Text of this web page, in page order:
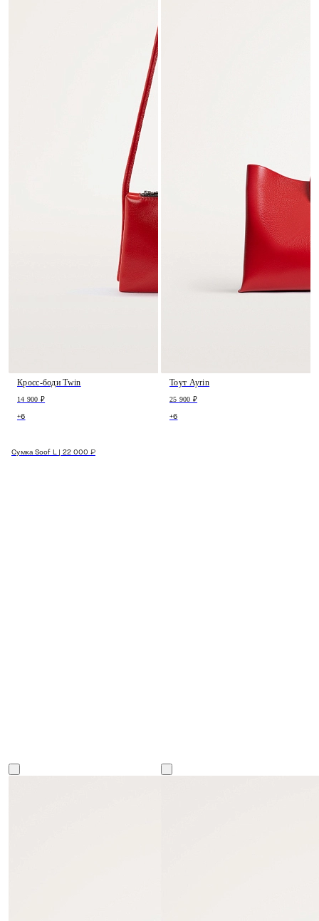
Кросс-боди Twin
14 900 ₽
+6
Тоут Ayrin
25 900 ₽
+6
Сумка Soof L | 22 000 ₽